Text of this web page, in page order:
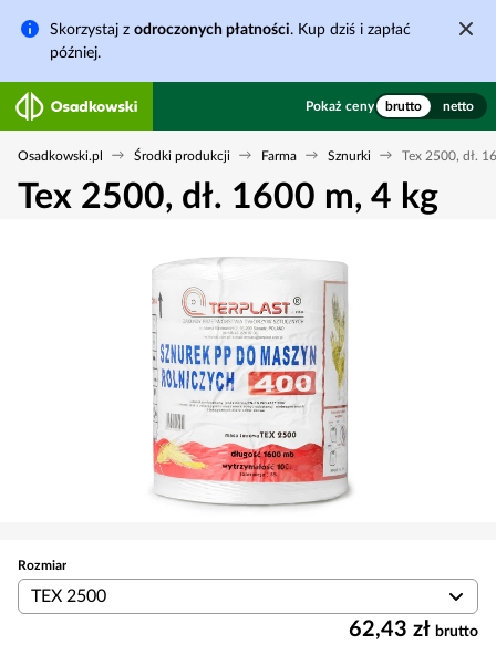
Skorzystaj z odroczonych płatności. Kup dziś i zapłać
później.
Pokaż ceny brutto netto
Osadkowski.pl Środki produkcji Farma Sznurki Tex 2500, dł.
Tex 2500, dł. 1600 m, 4 kg
Rozmiar
TEX 2500
62,43 zł brutto